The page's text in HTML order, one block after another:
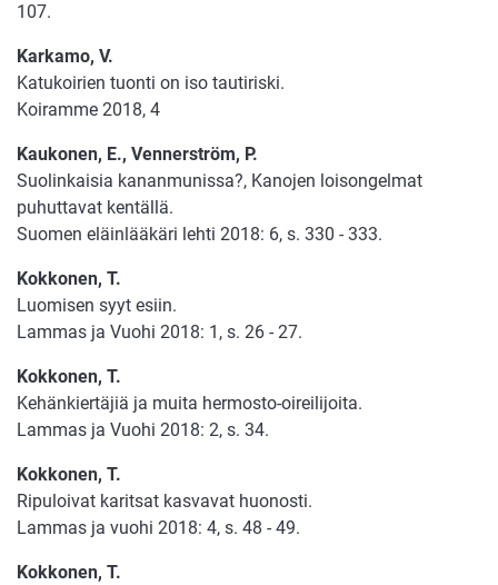
107.
Karkamo, V.
Katukoirien tuonti on iso tautiriski.
Koiramme 2018, 4
Kaukonen, E., Vennerström, P.
Suolinkaisia kananmunissa?, Kanojen loisongelmat
puhuttavat kentällä.
Suomen eläinlääkäri lehti 2018: 6, s. 330 - 333.
Kokkonen, T.
Luomisen syyt esiin.
Lammas ja Vuohi 2018: 1, s. 26 - 27.
Kokkonen, T.
Kehänkiertäjiä ja muita hermosto-oireilijoita.
Lammas ja Vuohi 2018: 2, s. 34.
Kokkonen, T.
Ripuloivat karitsat kasvavat huonosti.
Lammas ja vuohi 2018: 4, s. 48 - 49.
Kokkonen, T.